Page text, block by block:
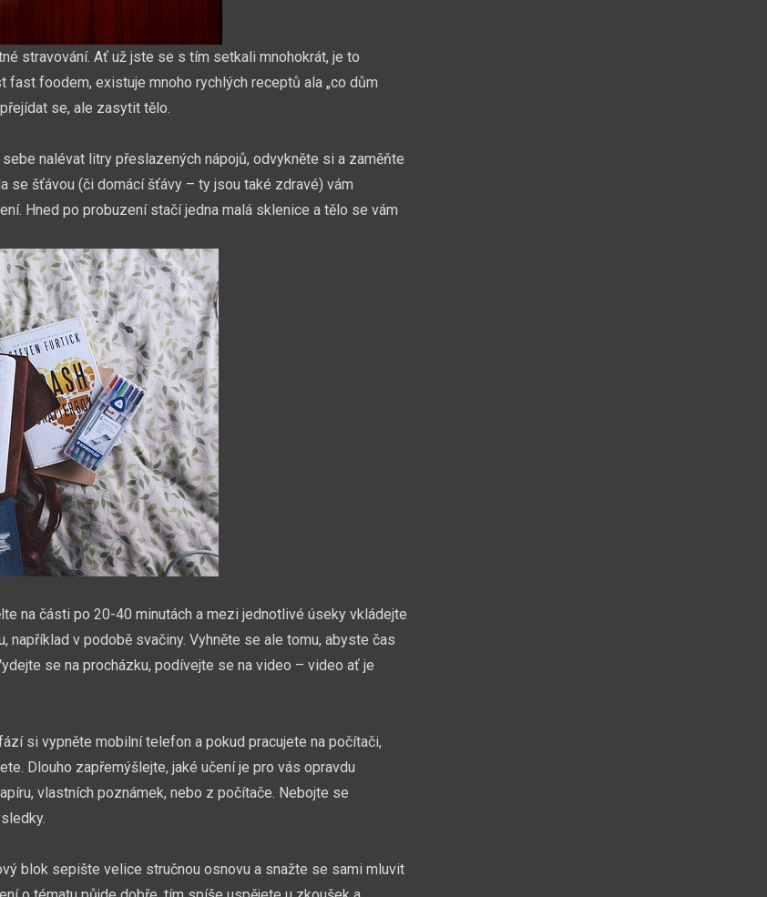
stravování. Ať už jste se s tím setkali mnohokrát, je to
foodem, existuje mnoho rychlých receptů ala „co dům
se, ale zasytit tělo.
nalévat litry přeslazených nápojů, odvykněte si a zaměňte
se šťávou (či domácí šťávy – ty jsou také zdravé) vám
Hned po probuzení stačí jedna malá sklenice a tělo se vám
na části po 20-40 minutách a mezi jednotlivé úseky vkládejte
v podobě svačiny. Vyhněte se ale tomu, abyste čas
se na procházku, podívejte se na video – video ať je
si vypněte mobilní telefon a pokud pracujete na počítači,
Dlouho zapřemýšlejte, jaké učení je pro vás opravdu
vlastních poznámek, nebo z počítače. Nebojte se
blok sepište velice stručnou osnovu a snažte se sami mluvit